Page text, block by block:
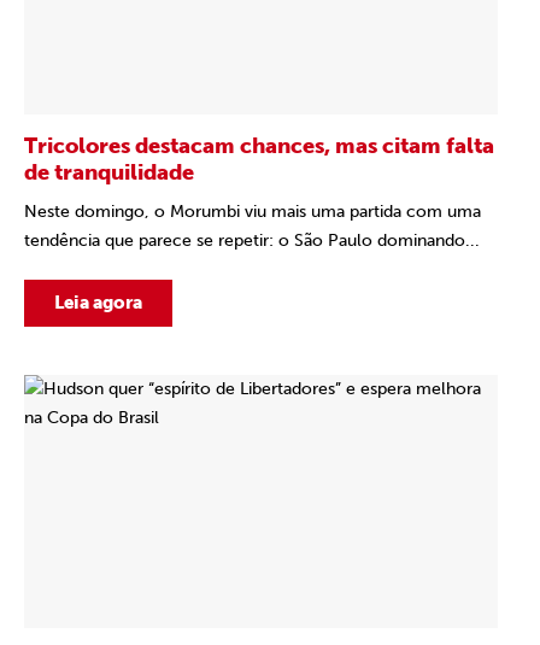
Tricolores destacam chances, mas citam falta
de tranquilidade
Neste domingo, o Morumbi viu mais uma partida com uma
tendência que parece se repetir: o São Paulo dominando...
Leia agora